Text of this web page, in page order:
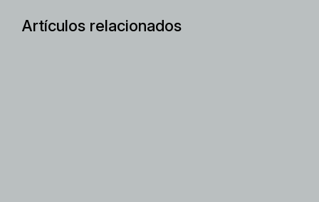
Artículos relacionados